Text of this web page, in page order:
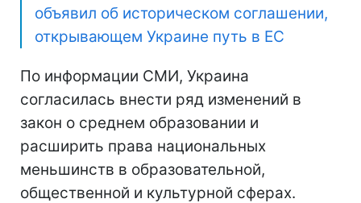
объявил об историческом соглашении,
открывающем Украине путь в ЕС
По информации СМИ, Украина
согласилась внести ряд изменений в
закон о среднем образовании и
расширить права национальных
меньшинств в образовательной,
общественной и культурной сферах.